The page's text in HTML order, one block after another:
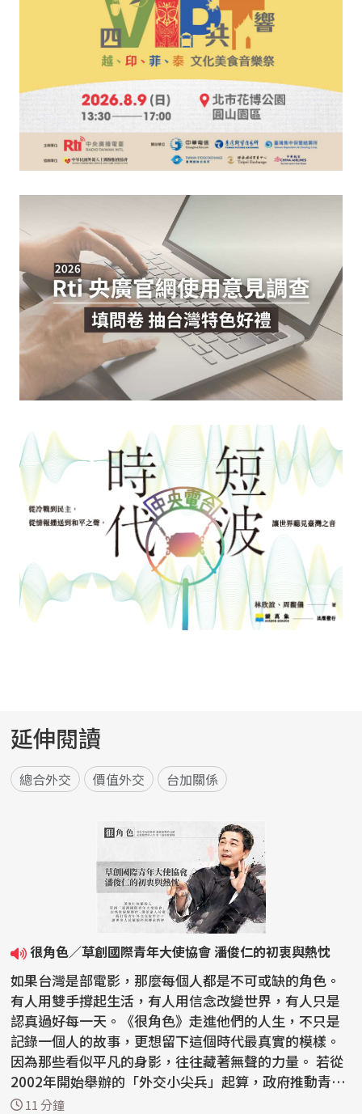
延伸閱讀
總合外交 價值外交 台加關係
很角色／草創國際青年大使協會 潘俊仁的初衷與熱忱
如果台灣是部電影，那麼每個人都是不可或缺的角色。
有人用雙手撐起生活，有人用信念改變世界，有人只是
認真過好每一天。《很角色》走進他們的人生，不只是
記錄一個人的故事，更想留下這個時代最真實的模樣。
因為那些看似平凡的身影，往往藏著無聲的力量。 若從
2002年開始舉辦的「外交小尖兵」起算，政府推動青年
外交...
11 分鐘